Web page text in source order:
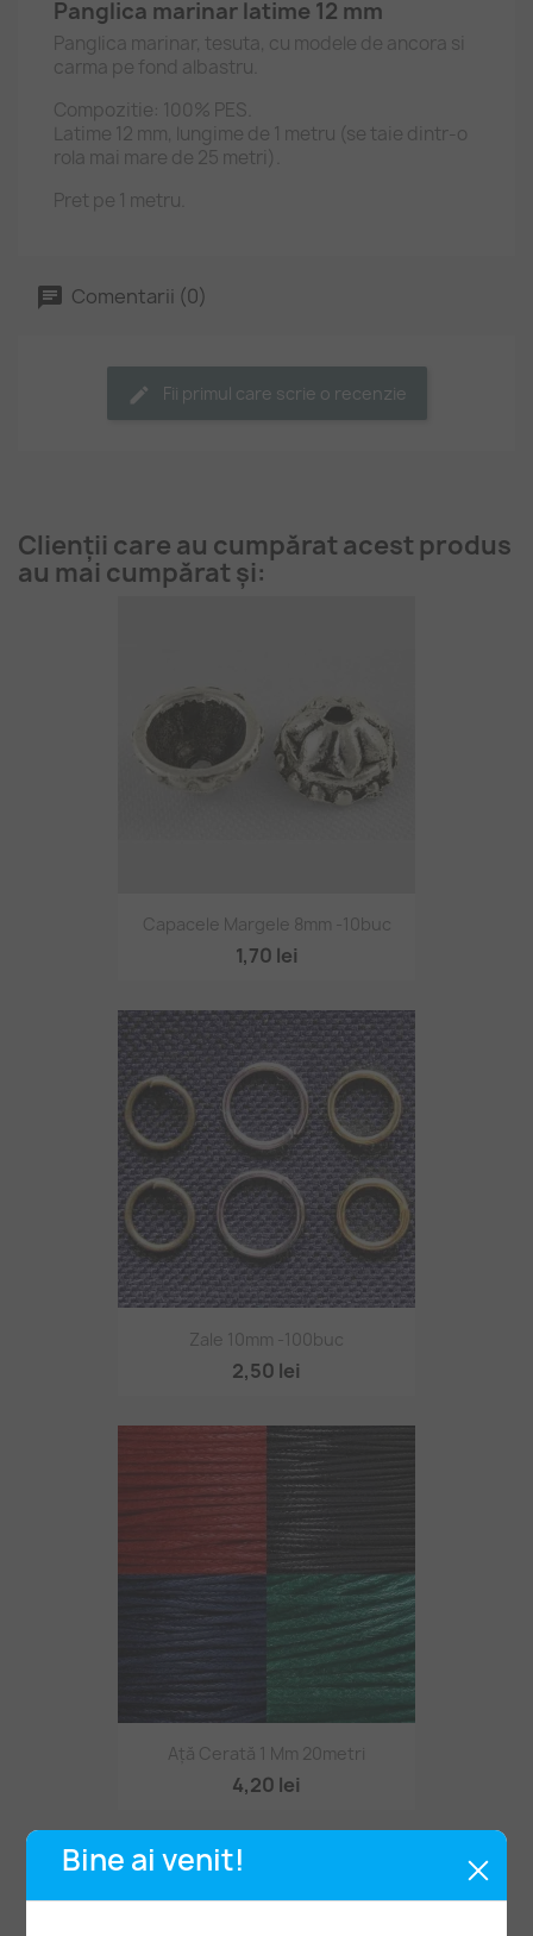
Bine ai venit!
Panglica marinar latime 12 mm
Panglica marinar, tesuta, cu modele de ancora si
carma pe fond albastru.
Compozitie: 100% PES.
Latime 12 mm, lungime de 1 metru (se taie dintr-o
rola mai mare de 25 metri).
Pret pe 1 metru.
Comentarii (0)
Fii primul care scrie o recenzie
Clienții care au cumpărat acest produs
au mai cumpărat și:
Capacele Margele 8mm -10buc
1,70 lei
Zale 10mm -100buc
2,50 lei
Ață Cerată 1 Mm 20metri
4,20 lei